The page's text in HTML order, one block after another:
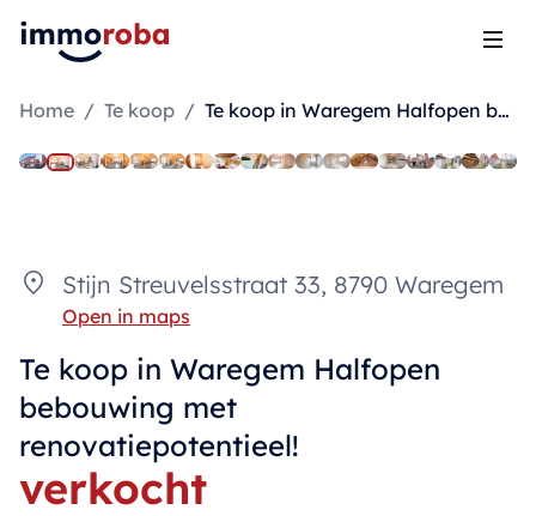
Home / Te koop / Te koop in Waregem Halfopen bebouwing met renovatiepotentieel!
Stijn Streuvelsstraat 33, 8790 Waregem
Open in maps
Te koop in Waregem Halfopen
bebouwing met
renovatiepotentieel!
verkocht